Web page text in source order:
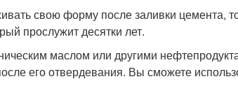
свою форму после заливки цемента,
прослужит десятки лет.
маслом или другими
его отвердевания. Вы сможете